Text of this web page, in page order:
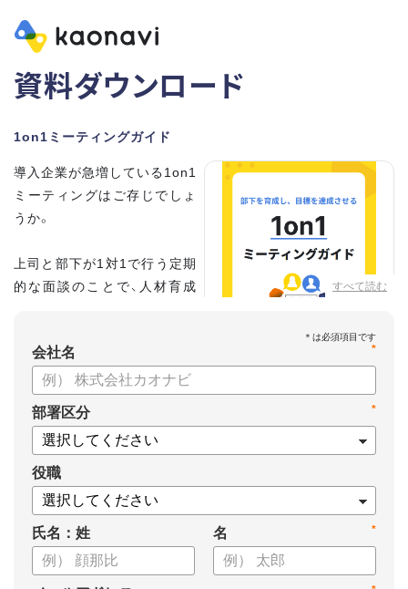
資料ダウンロード
1on1ミーティングガイド
すべて読む
導入企業が急増している1on1
ミーティングはご存じでしょ
うか。
上司と部下が1対1で行う定期
的な面談のことで、人材育成
こちらの資料では、
・1on1とは何か？
・1on1の基本的なやり方
・ 1on1 の基本アジェンダと質問例
についてまとめましたので、ぜひお役立てください。
*
会社名
*
部署区分
役職
氏名：姓 *
名